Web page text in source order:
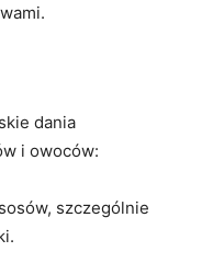
dania
i owoców:
szczególnie